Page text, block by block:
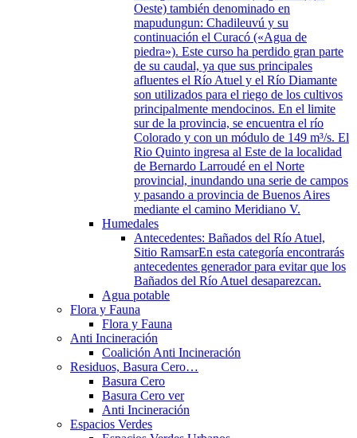
Oeste) también denominado en
mapudungun: Chadileuvú y su
continuación el Curacó («Agua de
piedra»). Este curso ha perdido gran parte
de su caudal, ya que sus principales
afluentes el Río Atuel y el Río Diamante
son utilizados para el riego de los cultivos
principalmente mendocinos. En el limite
sur de la provincia, se encuentra el río
Colorado y con un módulo de 149 m³/s. El
Rio Quinto ingresa al Este de la localidad
de Bernardo Larroudé en el Norte
provincial, inundando una serie de campos
y pasando a provincia de Buenos Aires
mediante el camino Meridiano V.
Humedales
Antecedentes: Bañados del Río Atuel,
Sitio RamsarEn esta categoría encontrarás
antecedentes generador para evitar que los
Bañados del Río Atuel desaparezcan.
Agua potable
Flora y Fauna
Flora y Fauna
Anti Incineración
Coalición Anti Incineración
Residuos, Basura Cero…
Basura Cero
Basura Cero ver
Anti Incineración
Espacios Verdes